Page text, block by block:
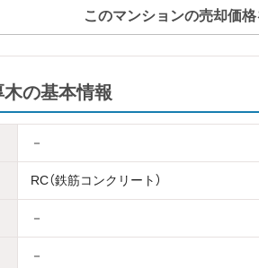
このマンションの売却価格
の基本情報
－
RC（鉄筋コンクリート）
－
－